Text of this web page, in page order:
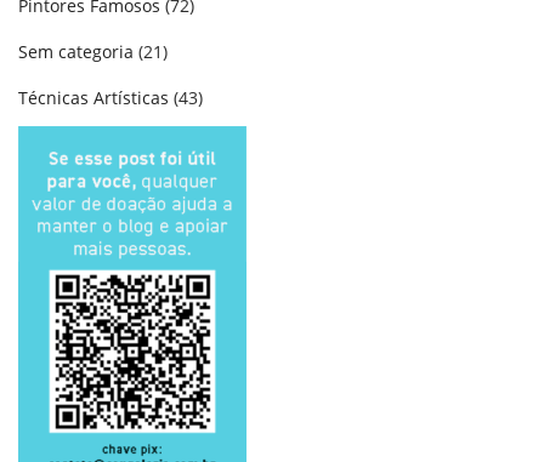
Pintores Famosos (72)
Sem categoria (21)
Técnicas Artísticas (43)